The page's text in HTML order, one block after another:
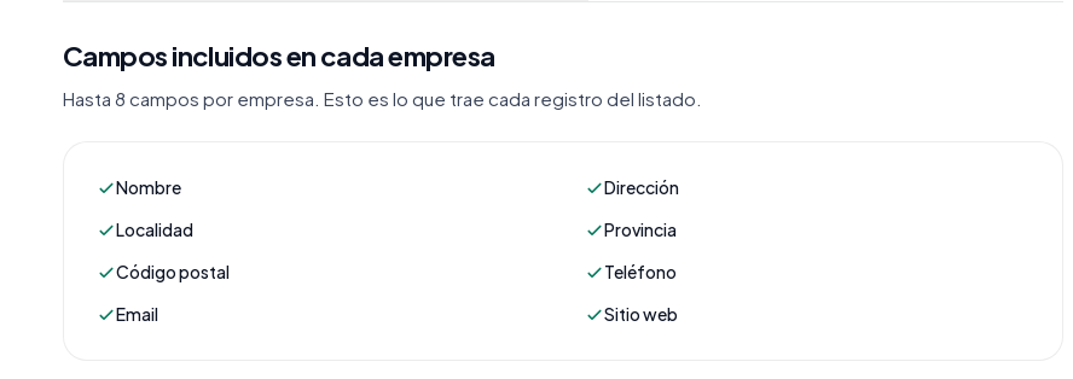
Campos incluidos en cada empresa
Hasta 8 campos por empresa. Esto es lo que trae cada registro del listado.
Nombre
Dirección
Localidad
Provincia
Código postal
Teléfono
Email
Sitio web